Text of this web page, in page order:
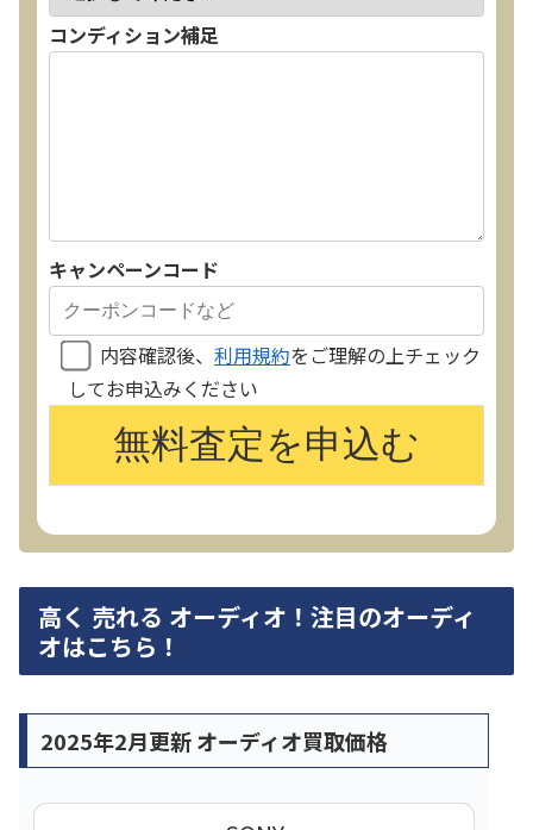
コンディション補足
キャンペーンコード
内容確認後、 利用規約をご理解の上チェック
してお申込みください
高く 売れる オーディオ！注目のオーディ
オはこちら！
2025年2月更新 オーディオ買取価格